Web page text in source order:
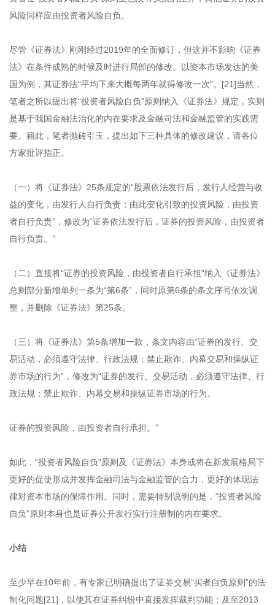
风险同样应由投资者风险自负。
尽管《证券法》刚刚经过2019年的全面修订，但这并不影响《证券
法》在条件成熟的时候及时进行局部的修改。以资本市场发达的美
国为例，其证券法“平均下来大概每两年就得修改一次”。[21]当然，
笔者之所以提出将“投资者风险自负”原则纳入《证券法》规定，实则
是基于我国金融法治化的内在要求及金融司法和金融监管的实践需
要。籍此，笔者抛砖引玉，提出如下三种具体的修改建议，请各位
方家批评指正。
（一）将《证券法》25条规定的“股票依法发行后，发行人经营与收
益的变化，由发行人自行负责；由此变化引致的投资风险，由投资
者自行负责”，修改为“证券依法发行后，证券的投资风险，由投资者
自行负责。”
（二）直接将“证券的投资风险，由投资者自行承担”纳入《证券法》
总则部分新增单列一条为“第6条”，同时原第6条的条文序号依次调
整，并删除《证券法》第25条。
（三）将《证券法》第5条增加一款，条文内容由“证券的发行、交
易活动，必须遵守法律、行政法规；禁止欺诈、内幕交易和操纵证
券市场的行为”，修改为“证券的发行、交易活动，必须遵守法律、行
政法规；禁止欺诈、内幕交易和操纵证券市场的行为。
证券的投资风险，由投资者自行承担。”
如此，“投资者风险自负”原则及《证券法》本身或将在新发展格局下
更好的促使形成并发挥金融司法与金融监管的合力，更好的体现法
律对资本市场的保障作用。同时，需要特别说明的是，“投资者风险
自负”原则本身也是证券公开发行实行注册制的内在要求。
小结
至少早在10年前，有专家已明确提出了证券交易“买者自负原则”的法
制化问题[21]，以使其在证券纠纷中直接发挥裁判功能；及至2013